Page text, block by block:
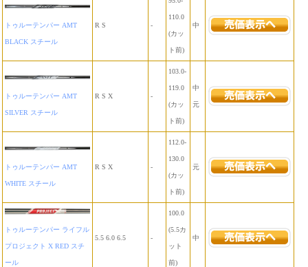
トゥルーテンパー AMT
BLACK スチール
R S -
110.0
(カッ
ト前)
中
トゥルーテンパー AMT
SILVER スチール
R S X -
103.0-
119.0
(カッ
ト前)
中
元
トゥルーテンパー AMT
WHITE スチール
R S X -
112.0-
130.0
(カッ
ト前)
元
トゥルーテンパー ライフル
プロジェクト X RED スチ
ール
5.5 6.0 6.5 -
100.0
(5.5カ
ット
前)
中